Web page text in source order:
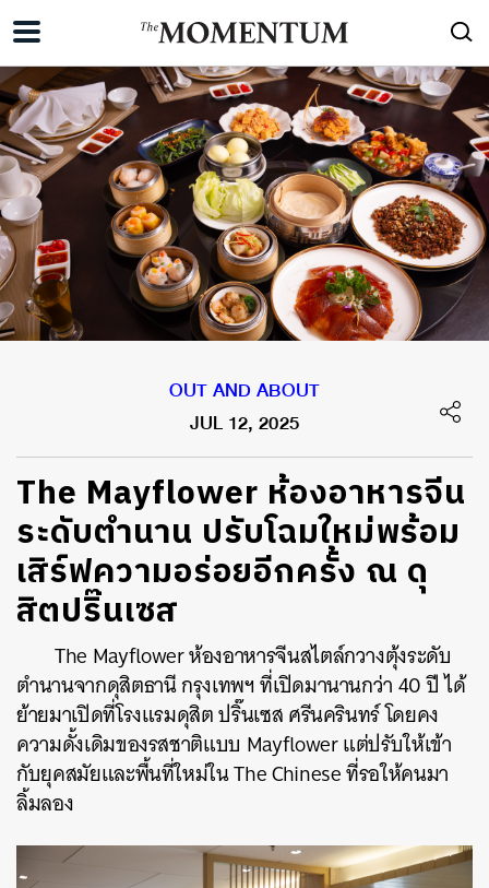
OUT AND ABOUT
JUL 12, 2025
The Mayflower ห้องอาหารจีน
ระดับตำนาน ปรับโฉมใหม่พร้อม
เสิร์ฟความอร่อยอีกครั้ง ณ ดุ
สิตปริ๊นเซส
The Mayflower ห้องอาหารจีนสไตล์กวางตุ้งระดับ
ตำนานจากดุสิตธานี กรุงเทพฯ ที่เปิดมานานกว่า 40 ปี ได้
ย้ายมาเปิดที่โรงแรมดุสิต ปริ๊นเซส ศรีนครินทร์ โดยคง
ความดั้งเดิมของรสชาติแบบ Mayflower แต่ปรับให้เข้า
กับยุคสมัยและพื้นที่ใหม่ใน The Chinese ที่รอให้คนมา
ลิ้มลอง